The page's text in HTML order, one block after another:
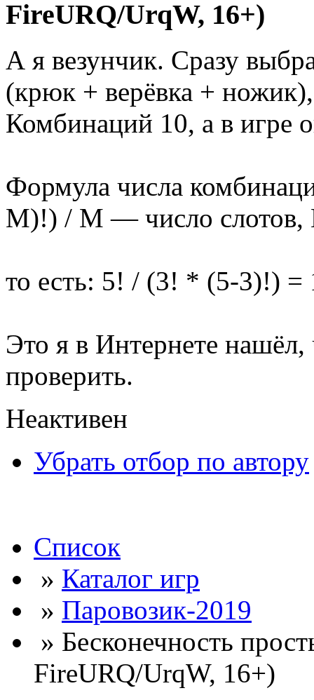
FireURQ/UrqW, 16+)
А я везунчик. Сразу
(крюк + верёвка + ножик),
Комбинаций 10, а в игре
Формула числа
M)!) / M — число слотов,
то есть: 5! / (3! * (5-3)!)
Это я в Интернете
проверить.
Неактивен
Убрать отбор по автору
Список
» Каталог игр
» Паровозик-2019
» Бесконечность
FireURQ/UrqW, 16+)